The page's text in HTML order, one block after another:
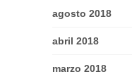
agosto 2018
abril 2018
marzo 2018